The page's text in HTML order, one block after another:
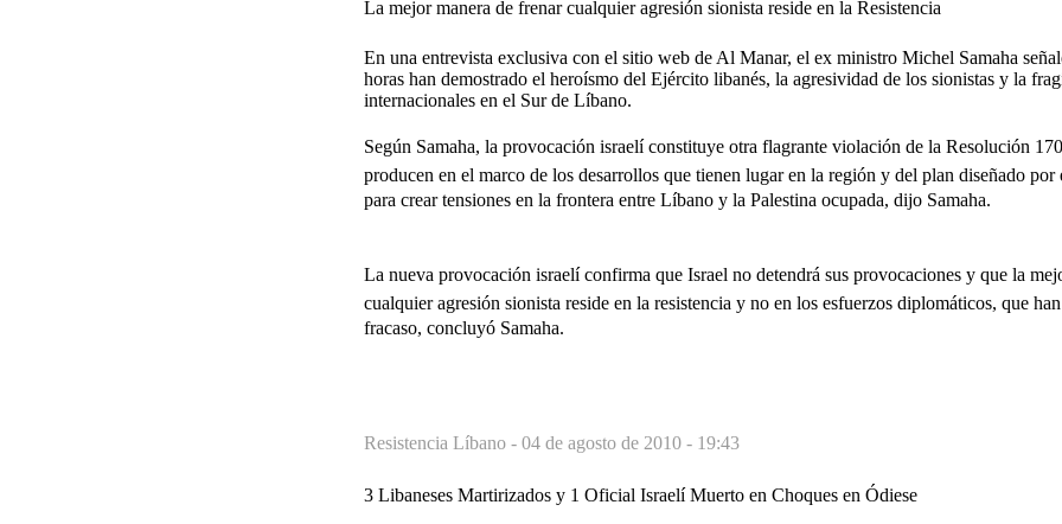
La mejor manera de frenar cualquier agresión sionista reside en la Resistencia
En una entrevista exclusiva con el sitio web de Al Manar, el ex ministro Michel Samaha
horas han demostrado el heroísmo del Ejército libanés, la agresividad de los sionistas y la
internacionales en el Sur de Líbano.
Según Samaha, la provocación israelí constituye otra flagrante violación de la Resolución
producen en el marco de los desarrollos que tienen lugar en la región y del plan diseñado por
para crear tensiones en la frontera entre Líbano y la Palestina ocupada, dijo Samaha.
La nueva provocación israelí confirma que Israel no detendrá sus provocaciones y que la
cualquier agresión sionista reside en la resistencia y no en los esfuerzos diplomáticos, que
fracaso, concluyó Samaha.
Resistencia Líbano - 04 de agosto de 2010 - 19:43
3 Libaneses Martirizados y 1 Oficial Israelí Muerto en Choques en Ódiese